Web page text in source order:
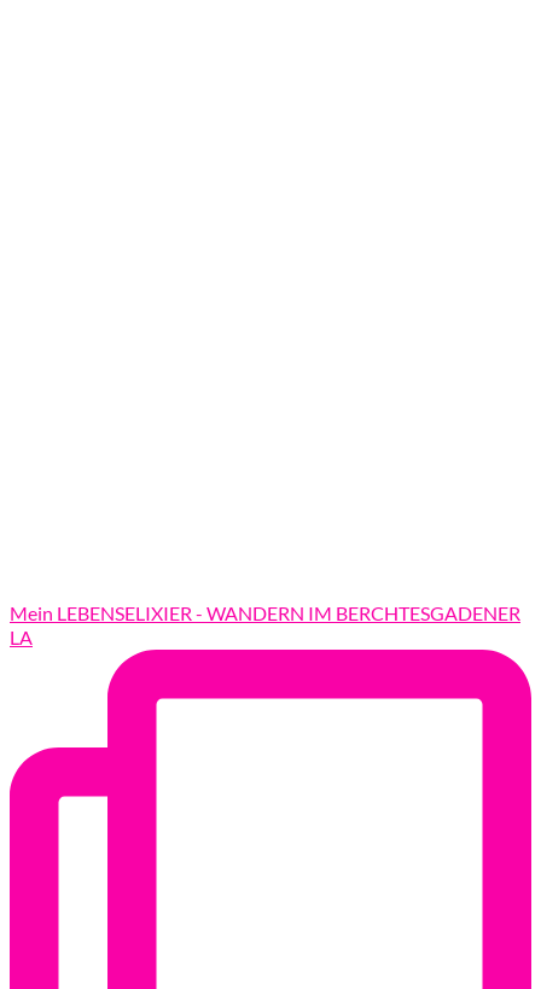
Mein LEBENSELIXIER - WANDERN IM BERCHTESGADENER
LA